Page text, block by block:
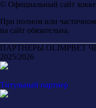
© Официальный сайт
При полном или частичном
на сайт обязательна.
ПАРТНЕРЫ OLIMPBET
2025/2026
Титульный партнер